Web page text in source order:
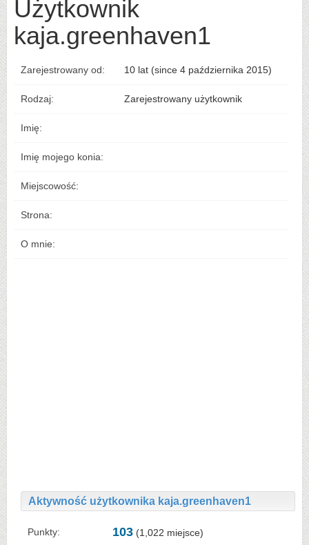
Użytkownik
kaja.greenhaven1
Zarejestrowany od: 10 lat (since 4 października 2015)
Rodzaj: Zarejestrowany użytkownik
Imię:
Imię mojego konia:
Miejscowość:
Strona:
O mnie:
Aktywność użytkownika kaja.greenhaven1
Punkty: 103 (1,022 miejsce)